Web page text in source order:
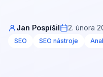
Jan Pospíšil 2. února
SEO SEO nástroje